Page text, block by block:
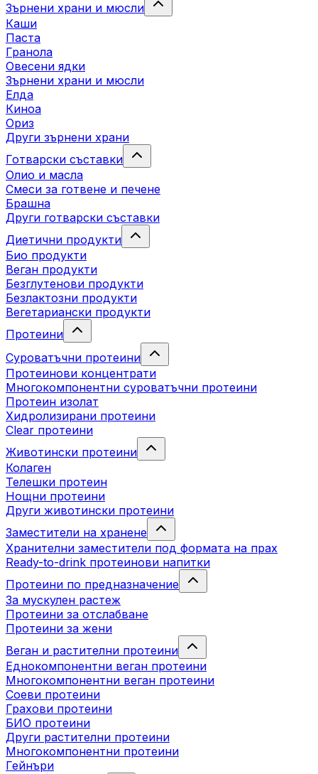
Зърнени храни и мюсли
Каши
Паста
Гранола
Овесени ядки
Зърнени храни и мюсли
Елда
Киноа
Ориз
Други зърнени храни
Готварски съставки
Олио и масла
Смеси за готвене и печене
Брашна
Други готварски съставки
Диетични продукти
Био продукти
Веган продукти
Безглутенови продукти
Безлактозни продукти
Вегетариански продукти
Протеини
Суроватъчни протеини
Протеинови концентрати
Многокомпонентни суроватъчни протеини
Протеин изолат
Хидролизирани протеини
Clear протеини
Животински протеини
Колаген
Телешки протеин
Нощни протеини
Други животински протеини
Заместители на хранене
Хранителни заместители под формата на прах
Ready-to-drink протеинови напитки
Протеини по предназначение
За мускулен растеж
Протеини за отслабване
Протеини за жени
Веган и растителни протеини
Еднокомпонентни веган протеини
Многокомпонентни веган протеини
Соеви протеини
Грахови протеини
БИО протеини
Други растителни протеини
Многокомпонентни протеини
Гейнъри